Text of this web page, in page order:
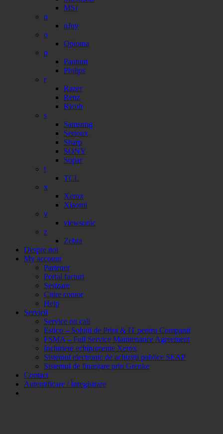
MSI
n
nJoy
o
Optoma
p
Pantum
Philips
r
Razer
Renz
Ricoh
s
Samsung
Serioux
Sharp
SONY
Sopar
t
TCL
x
Xerox
Xiaomi
v
viewsonic
z
Zebra
Despre noi
My account
Partener
Portal facturi
Sesizare
Citire contor
Help
Servicii
Service on call
Estico – Soluții de Print & IT pentru Companii
FSMA – Full Service Maintenance Agreement
Inchiriere echipamente Xerox
Sistemul electronic de achiziții publice SEAP
Sistemul de finanțare prin Grenke
Contact
Autentificare / Înregistrare